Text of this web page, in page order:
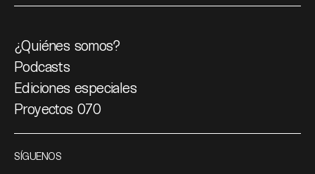
¿Quiénes somos?
Podcasts
Ediciones especiales
Proyectos 070
SÍGUENOS